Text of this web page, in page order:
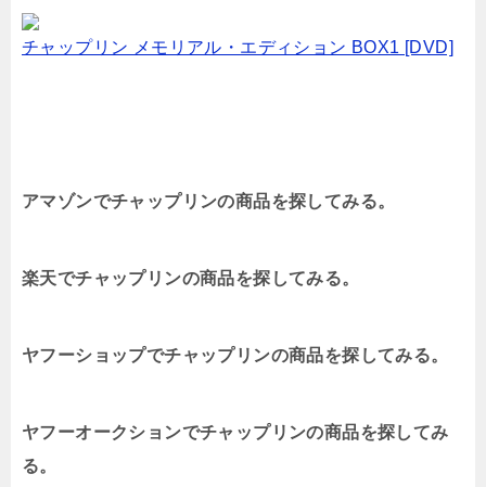
チャップリン メモリアル・エディション BOX1 [DVD]
アマゾンでチャップリンの商品を探してみる。
楽天でチャップリンの商品を探してみる。
ヤフーショップでチャップリンの商品を探してみる。
ヤフーオークションでチャップリンの商品を探してみ
る。